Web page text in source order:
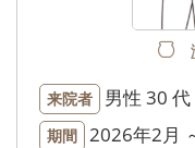
来院者 男性 30 代
期間 2026年2月